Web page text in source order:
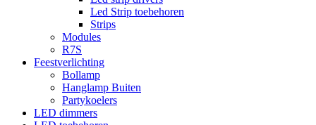
Led Strip toebehoren
Strips
Modules
R7S
Feestverlichting
Bollamp
Hanglamp Buiten
Partykoelers
LED dimmers